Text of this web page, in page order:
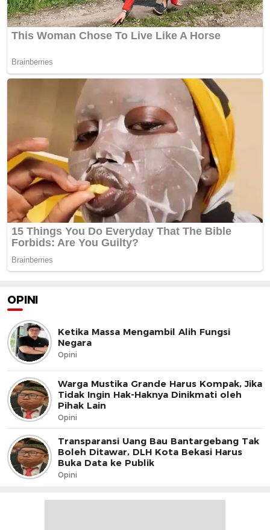
OPINI
Ketika Massa Mengambil Alih Fungsi
Negara
Opini
Warga Mustika Grande Harus Kompak, Jika
Tidak Ingin Hak-Haknya Dinikmati oleh
Pihak Lain
Opini
Transparansi Uang Bau Bantargebang Tak
Boleh Ditawar, DLH Kota Bekasi Harus
Buka Data ke Publik
Opini